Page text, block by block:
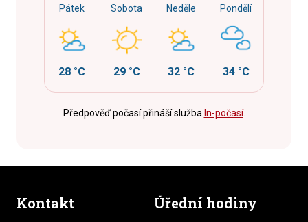
Pátek
28 °C
Sobota
29 °C
Neděle
32 °C
Pondělí
34 °C
Předpověď počasí přináší služba In-počasí.
Kontakt Úřední hodiny